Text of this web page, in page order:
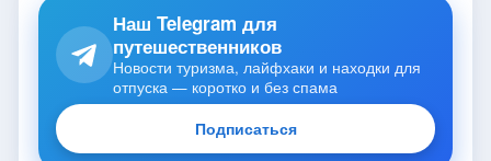
Наш Telegram для
путешественников
Новости туризма, лайфхаки и находки для
отпуска — коротко и без спама
Подписаться